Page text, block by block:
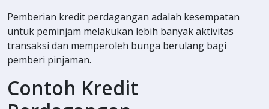
Pemberian kredit perdagangan adalah kesempatan
untuk peminjam melakukan lebih banyak aktivitas
transaksi dan memperoleh bunga berulang bagi
pemberi pinjaman.
Contoh Kredit